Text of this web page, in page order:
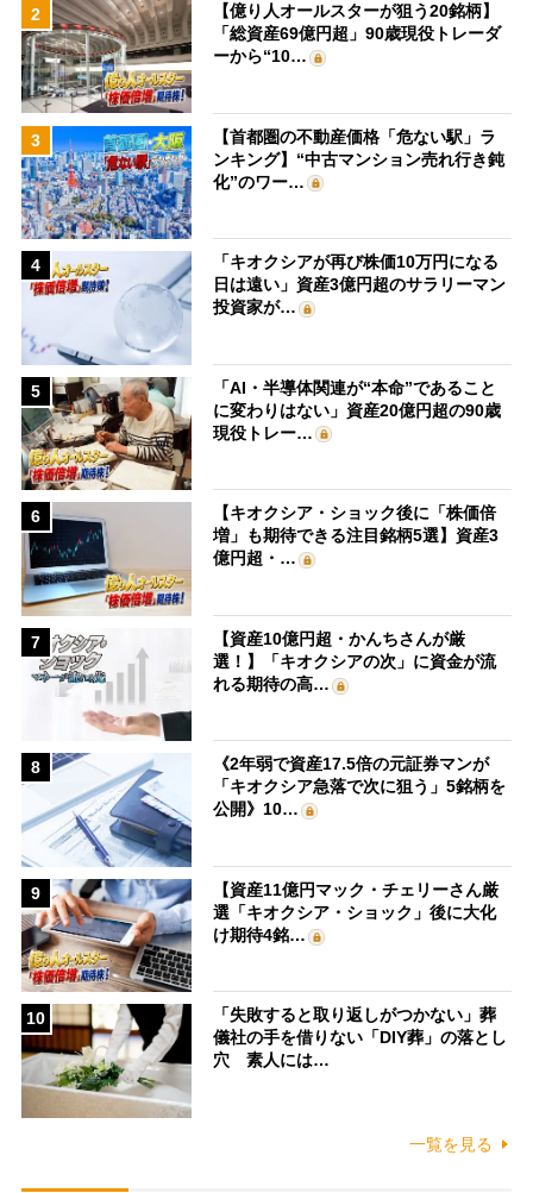
2
【億り人オールスターが狙う20銘柄】
「総資産69億円超」90歳現役トレーダ
ーから“10…
3
【首都圏の不動産価格「危ない駅」ラ
ンキング】“中古マンション売れ行き鈍
化”のワー…
4
「キオクシアが再び株価10万円になる
日は遠い」資産3億円超のサラリーマン
投資家が…
5
「AI・半導体関連が“本命”であること
に変わりはない」資産20億円超の90歳
現役トレー…
6
【キオクシア・ショック後に「株価倍
増」も期待できる注目銘柄5選】資産3
億円超・…
7
【資産10億円超・かんちさんが厳
選！】「キオクシアの次」に資金が流
れる期待の高…
8
《2年弱で資産17.5倍の元証券マンが
「キオクシア急落で次に狙う」5銘柄を
公開》10…
9
【資産11億円マック・チェリーさん厳
選「キオクシア・ショック」後に大化
け期待4銘…
10
「失敗すると取り返しがつかない」葬
儀社の手を借りない「DIY葬」の落とし
穴 素人には…
一覧を見る